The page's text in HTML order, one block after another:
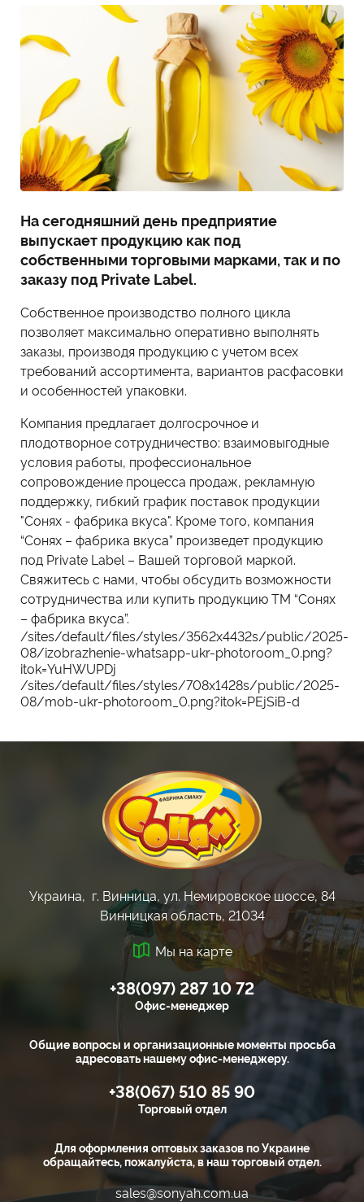
На сегодняшний день предприятие
выпускает продукцию как под
собственными торговыми марками, так и по
заказу под Private Label.
Собственное производство полного цикла
позволяет максимально оперативно выполнять
заказы, производя продукцию с учетом всех
требований ассортимента, вариантов расфасовки
и особенностей упаковки.
Компания предлагает долгосрочное и
плодотворное сотрудничество: взаимовыгодные
условия работы, профессиональное
сопровождение процесса продаж, рекламную
поддержку, гибкий график поставок продукции
"Сонях - фабрика вкуса". Кроме того, компания
“Сонях – фабрика вкуса” произведет продукцию
под Private Label – Вашей торговой маркой.
Свяжитесь с нами, чтобы обсудить возможности
сотрудничества или купить продукцию ТМ “Сонях
– фабрика вкуса”.
/sites/default/files/styles/3562x4432s/public/2025-
08/izobrazhenie-whatsapp-ukr-photoroom_0.png?
itok=YuHWUPDj
/sites/default/files/styles/708x1428s/public/2025-
08/mob-ukr-photoroom_0.png?itok=PEjSiB-d
Украина, г. Винница, ул. Немировское шоссе, 84
Винницкая область, 21034
Мы на карте
Офис-менеджер
Общие вопросы и организационные моменты просьба
адресовать нашему офис-менеджеру.
+38(097) 287 10 72
Торговый отдел
Для оформления оптовых заказов по Украине
обращайтесь, пожалуйста, в наш торговый отдел.
+38(067) 510 85 90
sales@sonyah.com.ua